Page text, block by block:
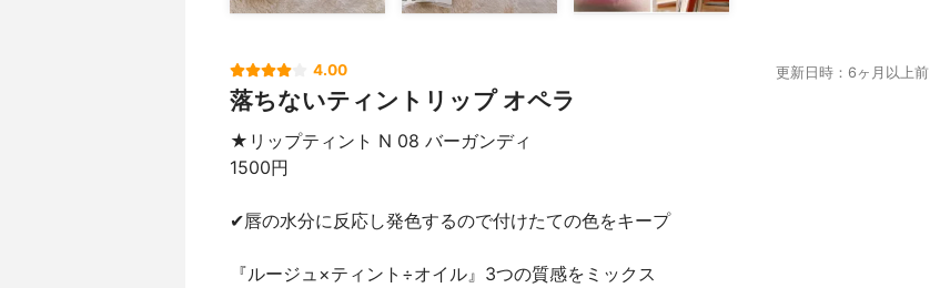
4.00 更新日時：6ヶ月以上前
落ちないティントリップ オペラ
★リップティント N 08 バーガンディ
1500円
✔︎唇の水分に反応し発色するので付けたての色をキープ
『ルージュ×ティント÷オイル』3つの質感をミックス